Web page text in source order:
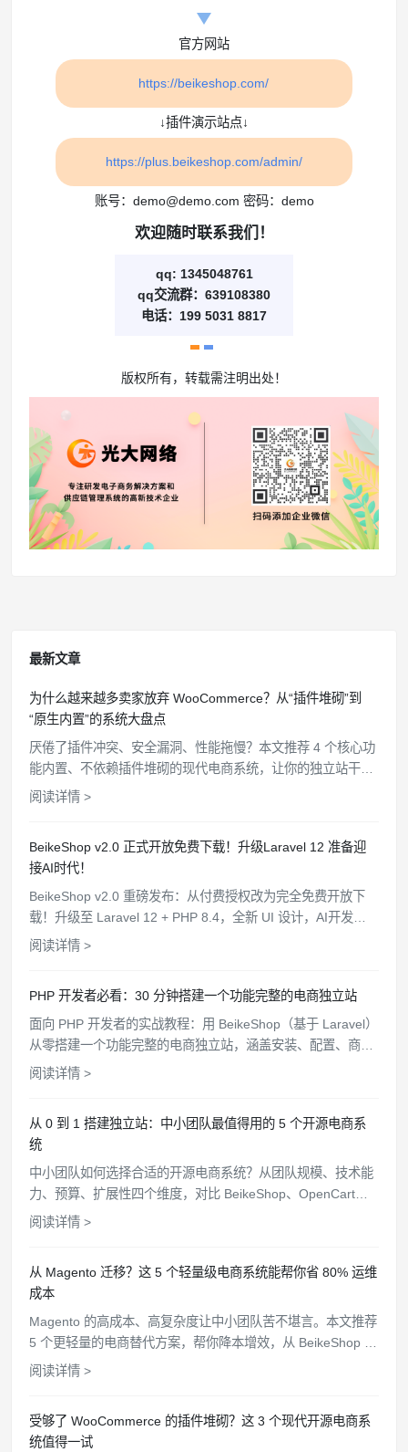
官方网站
https://beikeshop.com/
↓插件演示站点↓
https://plus.beikeshop.com/admin/
账号：demo@demo.com 密码：demo
欢迎随时联系我们！
qq: 1345048761
qq交流群：639108380
电话：199 5031 8817
版权所有，转载需注明出处！
最新文章
为什么越来越多卖家放弃 WooCommerce？从“插件堆砌”到
“原生内置”的系统大盘点
厌倦了插件冲突、安全漏洞、性能拖慢？本文推荐 4 个核心功
能内置、不依赖插件堆砌的现代电商系统，让你的独立站干
净、高效、安全。
阅读详情 >
BeikeShop v2.0 正式开放免费下载！升级Laravel 12 准备迎
接AI时代！
BeikeShop v2.0 重磅发布：从付费授权改为完全免费开放下
载！升级至 Laravel 12 + PHP 8.4，全新 UI 设计，AI开发规
范文件，WooCommerce API 对接，支持一键部署。
阅读详情 >
PHP 开发者必看：30 分钟搭建一个功能完整的电商独立站
面向 PHP 开发者的实战教程：用 BeikeShop（基于 Laravel）
从零搭建一个功能完整的电商独立站，涵盖安装、配置、商品
上架、支付对接、主题定制全流程。
阅读详情 >
从 0 到 1 搭建独立站：中小团队最值得用的 5 个开源电商系
统
中小团队如何选择合适的开源电商系统？从团队规模、技术能
力、预算、扩展性四个维度，对比 BeikeShop、OpenCart、
Bagisto 等 5 个开源方案，帮你找到最匹配的选择。
阅读详情 >
从 Magento 迁移？这 5 个轻量级电商系统能帮你省 80% 运维
成本
Magento 的高成本、高复杂度让中小团队苦不堪言。本文推荐
5 个更轻量的电商替代方案，帮你降本增效，从 BeikeShop 到
OpenCart 逐一分析。
阅读详情 >
受够了 WooCommerce 的插件堆砌？这 3 个现代开源电商系
统值得一试